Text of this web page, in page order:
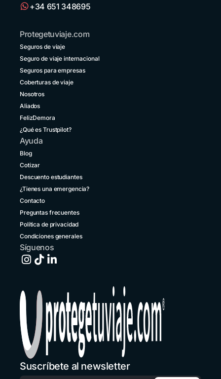
Bolivia
+591 5 50701249
Brasil
Canadá
+1 833 2223287
Chile
+56 2 3210 3154
Colombia
Costa Rica
+1 914 826 8771
Ecuador
+593 1800 001516
El Salvador
España
Estados Unidos
+1 914 826 8771
Guatemala
+502 2 3141396
Honduras
+1 914 826 8771
México
+34 651 348695
Protegetuviaje.com
Seguros de viaje
Seguro de viaje internacional
Seguros para empresas
Coberturas de viaje
Nosotros
Aliados
FelizDemora
¿Qué es Trustpilot?
Ayuda
Blog
Cotizar
Descuento estudiantes
¿Tienes una emergencia?
Contacto
Preguntas frecuentes
Política de privacidad
Condiciones generales
Síguenos
Suscríbete al newsletter